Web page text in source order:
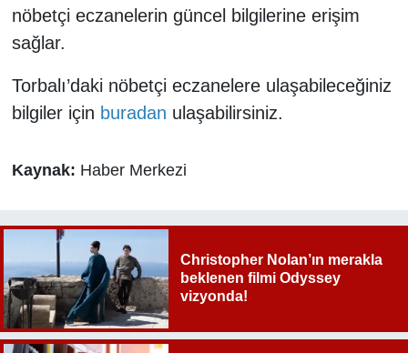
nöbetçi eczanelerin güncel bilgilerine erişim
sağlar.
Torbalı’daki nöbetçi eczanelere ulaşabileceğiniz
bilgiler için buradan ulaşabilirsiniz.
Kaynak: Haber Merkezi
Christopher Nolan’ın merakla
beklenen filmi Odyssey
vizyonda!